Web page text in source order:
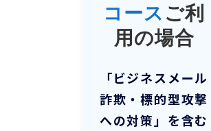
コース ご利
用の場合
「ビジネスメール
詐欺・標的型攻撃
への対策 」を含む